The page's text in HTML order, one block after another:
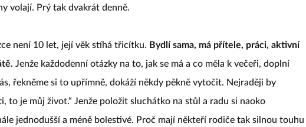
volají. Prý tak dvakrát denně.
není 10 let, její věk stíhá třicítku. Bydlí sama, má přítele, práci, aktivní
Jenže každodenní otázky na to, jak se má a co měla k večeři, doplní
řekněme si to upřímně, dokáží někdy pěkně vytočit. Nejraději by
to je můj život.“ Jenže položit sluchátko na stůl a radu si naoko
jednodušší a méně bolestivé. Proč mají někteří rodiče tak silnou touhu